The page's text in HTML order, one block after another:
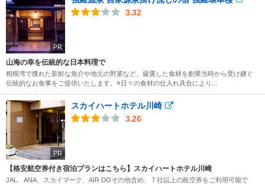
PR
3.32
山海の幸を伝統的な日本料理で
相模湾で獲れた新鮮な魚介や地元の野菜など、厳選した食材を創業当時から受け継ぐ
伝統的なお食事をご提供いたします。※日々の食材の仕入れ具合により...
PR
スカイハートホテル川崎
3.26
【格安航空券付き宿泊プランはこちら】スカイハートホテル川崎
JAL、ANA、スカイマーク、AIR DOその他含め、７社以上の航空券をご利用可能で